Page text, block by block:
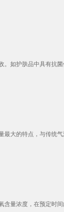
如护肤品中具有抗
大的特点，与传统
量浓度，在预定时